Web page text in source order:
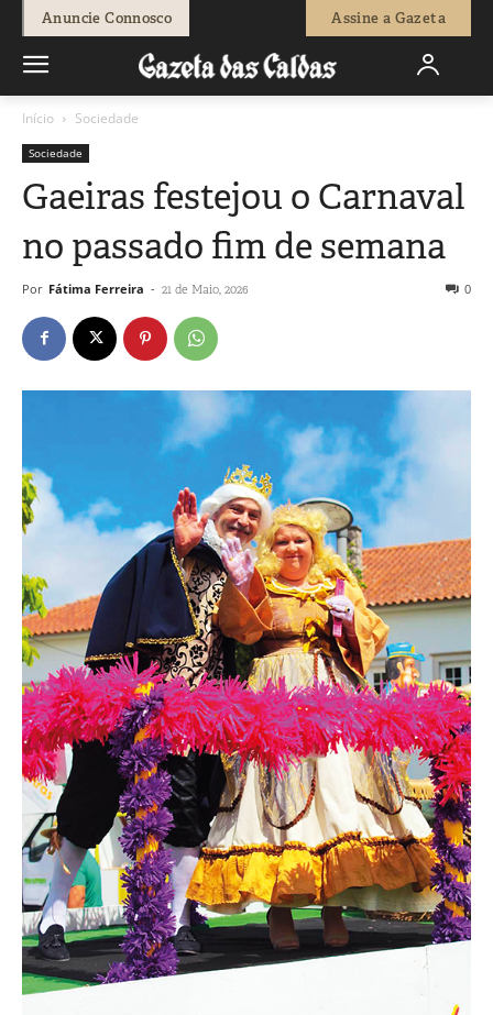
Anuncie Connosco Assine a Gazeta
Início Sociedade
Sociedade
Gaeiras festejou o Carnaval
no passado fim de semana
Por Fátima Ferreira - 21 de Maio, 2026 0